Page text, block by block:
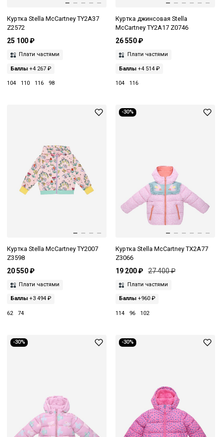
Куртка Stella McCartney TY2A37
Z2572
25 100 ₽
Плати частями
Баллы +4 267 ₽
104 110 116 98
Куртка джинсовая Stella
McCartney TY2A17 Z0746
26 550 ₽
Плати частями
Баллы+4 514 ₽
104 116
Куртка Stella McCartney TY2007
Z3598
20 550 ₽
Плати частями
Баллы +3 494 ₽
62 74
-30%
Куртка Stella McCartney TX2A77
Z3066
19 200 ₽ 27 400 ₽
Плати частями
Баллы+960 ₽
114 96 102
-30% -30%